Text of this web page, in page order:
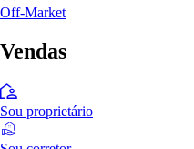
Off-Market
Vendas
Sou proprietário